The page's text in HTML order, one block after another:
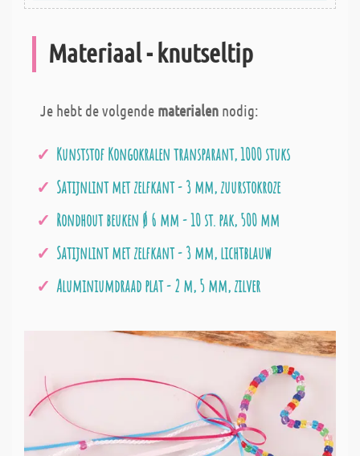
Materiaal - knutseltip
Je hebt de volgende materialen nodig:
Kunststof Kongokralen transparant, 1000 stuks
Satijnlint met zelfkant - 3 mm, zuurstokroze
Rondhout beuken Ø 6 mm - 10 st. pak, 500 mm
Satijnlint met zelfkant - 3 mm, lichtblauw
Aluminiumdraad plat - 2 m, 5 mm, zilver